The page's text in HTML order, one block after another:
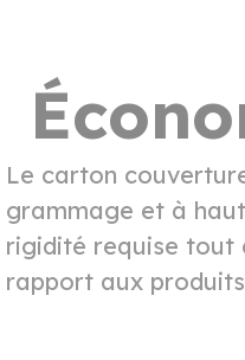
Le carton
grammage et à
rigidité requise tout
rapport aux